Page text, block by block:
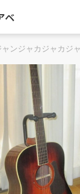
ベ
ャンジャカジャカジ